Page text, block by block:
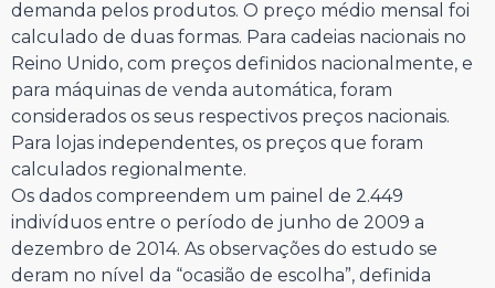
demanda pelos produtos. O preço médio mensal foi
calculado de duas formas. Para cadeias nacionais no
Reino Unido, com preços definidos nacionalmente, e
para máquinas de venda automática, foram
considerados os seus respectivos preços nacionais.
Para lojas independentes, os preços que foram
calculados regionalmente.
Os dados compreendem um painel de 2.449
indivíduos entre o período de junho de 2009 a
dezembro de 2014. As observações do estudo se
deram no nível da “ocasião de escolha”, definida